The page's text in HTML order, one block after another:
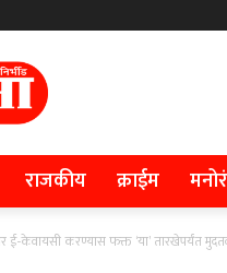
राजकीय क्राईम
ई-केवायसी करण्यास फक्त ‘या’ तारखेपर्यंत